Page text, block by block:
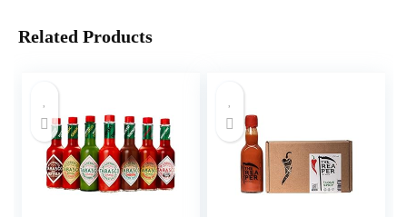
Related Products